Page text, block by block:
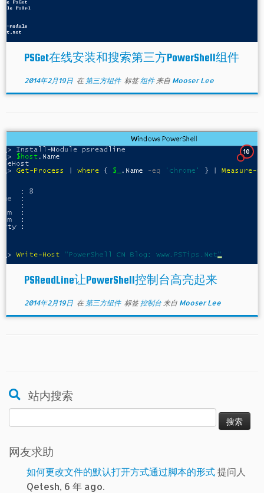
PSGet在线安装和搜索第三方PowerShell组件
2014年2月19日在 第三方组件 标签组件 来自 Mooser Lee
10
PSReadLine让PowerShell控制台高亮起来
2014年2月19日在 第三方组件 标签控制台 来自 Mooser Lee
站内搜索
索：
网友求助
如何更改文件的默认打开方式通过脚本的形式提问人
Qetesh, 6 年 ago.